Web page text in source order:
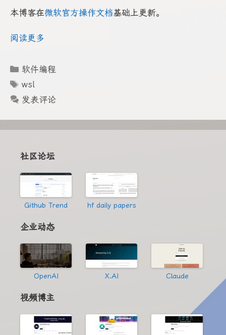
本博客在微软官方操作文档基础上更新。
阅读更多
分
软件编程
标
签
wsl
发表评论
社区论坛
Github Trend hf daily papers
企业动态
OpenAI X.AI Claude
视频博主